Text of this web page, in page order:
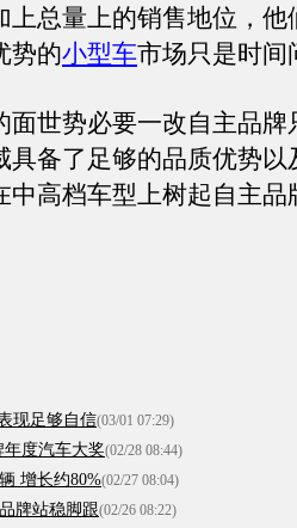
上总量上的销售地位，他
势的小型车市场只是时间
世势必要一改自主品牌
具备了足够的品质优势以
中高档车型上树起自主品
现足够自信(03/01 07:29)
年度汽车大奖(02/28 08:44)
增长约80%(02/27 08:04)
牌站稳脚跟(02/26 08:22)